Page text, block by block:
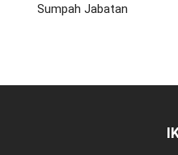
Sumpah Jabatan